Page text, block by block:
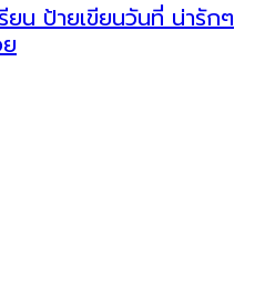
น ป้ายเขียนวันที่ น่ารักๆ